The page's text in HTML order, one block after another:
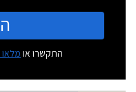
התקשרו או